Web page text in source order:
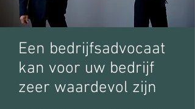
Een bedrijfsadvocaat
kan voor uw bedrijf
zeer waardevol zijn